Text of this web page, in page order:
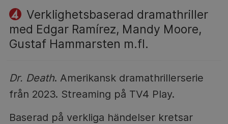
Verklighetsbaserad dramathriller
med Edgar Ramírez, Mandy Moore,
Gustaf Hammarsten m.fl.
Dr. Death. Amerikansk dramathrillerserie
från 2023. Streaming på TV4 Play.
Baserad på verkliga händelser kretsar